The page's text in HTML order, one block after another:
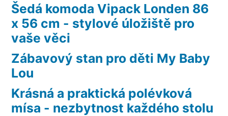
Šedá komoda Vipack Londen 86
x 56 cm - stylové úložiště pro
vaše věci
Zábavový stan pro děti My Baby
Lou
Krásná a praktická polévková
mísa - nezbytnost každého stolu